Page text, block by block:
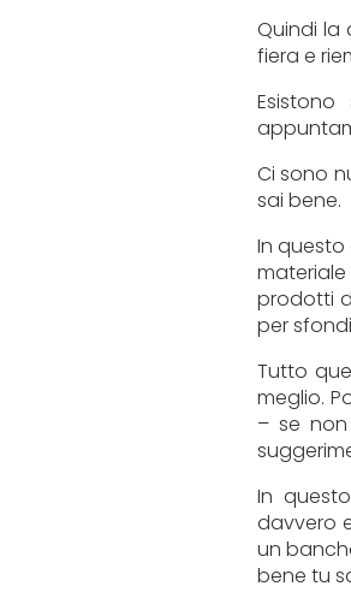
Quindi
fiera e
Ci sono
sai bene.
In
prodotti
per
Tutto
meglio.
– se
In
davvero
un
bene tu